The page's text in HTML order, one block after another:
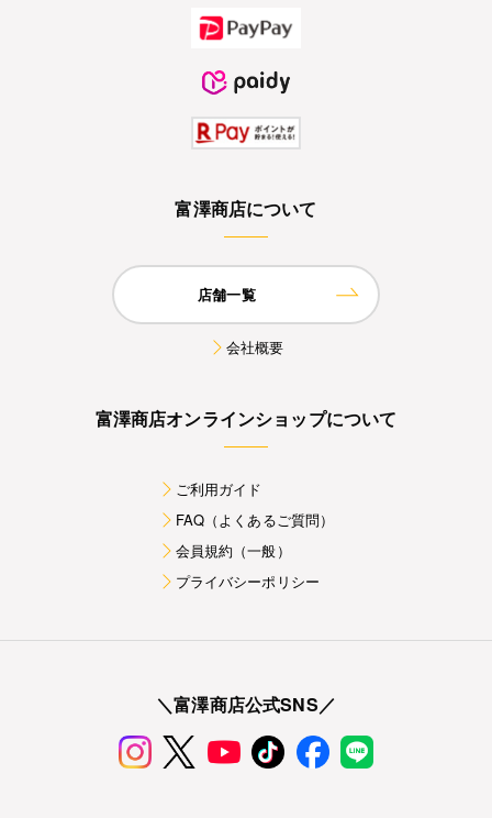
富澤商店について
店舗一覧
会社概要
富澤商店オンラインショップについて
ご利用ガイド
FAQ（よくあるご質問）
会員規約（一般）
プライバシーポリシー
＼富澤商店公式SNS／